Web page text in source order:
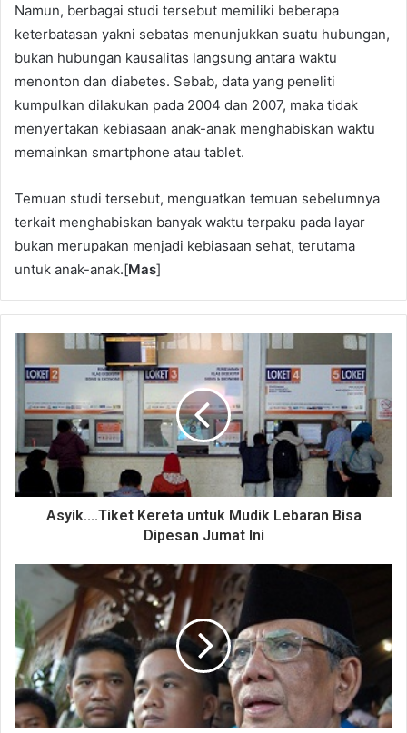
Namun, berbagai studi tersebut memiliki beberapa
keterbatasan yakni sebatas menunjukkan suatu hubungan,
bukan hubungan kausalitas langsung antara waktu
menonton dan diabetes. Sebab, data yang peneliti
kumpulkan dilakukan pada 2004 dan 2007, maka tidak
menyertakan kebiasaan anak-anak menghabiskan waktu
memainkan smartphone atau tablet.
Temuan studi tersebut, menguatkan temuan sebelumnya
terkait menghabiskan banyak waktu terpaku pada layar
bukan merupakan menjadi kebiasaan sehat, terutama
untuk anak-anak.[Mas]
Asyik....Tiket Kereta untuk Mudik Lebaran Bisa
Dipesan Jumat Ini